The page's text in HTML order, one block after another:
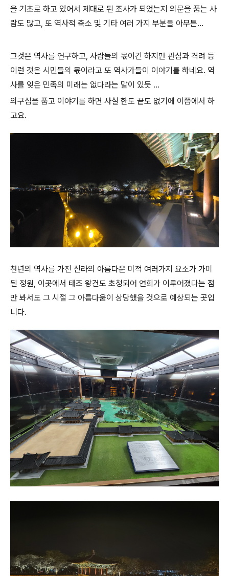
을 기초로 하고 있어서 제대로 된 조사가 되었는지 의문을 품는 사
람도 많고, 또 역사적 축소 및 기타 여러 가지 부분들 아무튼...
그것은 역사를 연구하고, 사람들의 몫이긴 하지만 관심과 격려 등
이런 것은 시민들의 몫이라고 또 역사가들이 이야기를 하네요. 역
사를 잊은 민족의 미래는 없다라는 말이 있듯 ...
의구심을 품고 이야기를 하면 사실 한도 끝도 없기에 이쯤에서 하
고요.
천년의 역사를 가진 신라의 아름다운 미적 여러가지 요소가 가미
된 정원, 이곳에서 태조 왕건도 초청되어 연회가 이루어졌다는 점
만 봐서도 그 시절 그 아름다움이 상당했을 것으로 예상되는 곳입
니다.